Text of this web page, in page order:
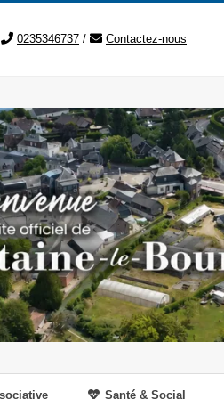
0235346737 / Contactez-nous
Santé & Social